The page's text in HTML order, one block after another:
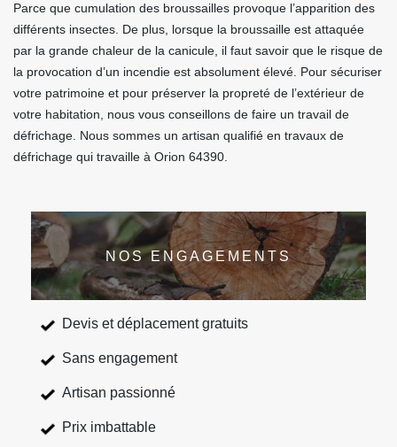
Parce que cumulation des broussailles provoque l’apparition des
différents insectes. De plus, lorsque la broussaille est attaquée
par la grande chaleur de la canicule, il faut savoir que le risque de
la provocation d’un incendie est absolument élevé. Pour sécuriser
votre patrimoine et pour préserver la propreté de l’extérieur de
votre habitation, nous vous conseillons de faire un travail de
défrichage. Nous sommes un artisan qualifié en travaux de
défrichage qui travaille à Orion 64390.
NOS ENGAGEMENTS
Devis et déplacement gratuits
Sans engagement
Artisan passionné
Prix imbattable